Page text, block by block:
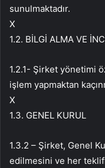
sunulmaktadır.
X
1.2. BİLGİ ALMA VE
1.2.1- Şirket yönetimi
işlem yapmaktan
X
1.3. GENEL KURUL
1.3.2 – Şirket, Genel
edilmesini ve her